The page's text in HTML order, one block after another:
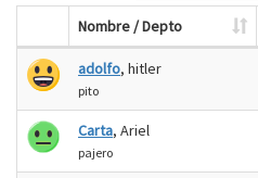
Nombre / Depto
adolfo, hitler
pito
Carta, Ariel
pajero